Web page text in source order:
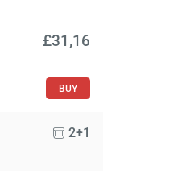
£‎31,16
BUY
2+1